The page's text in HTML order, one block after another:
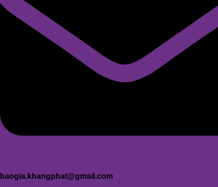
baogia.khangphat@gmail.com